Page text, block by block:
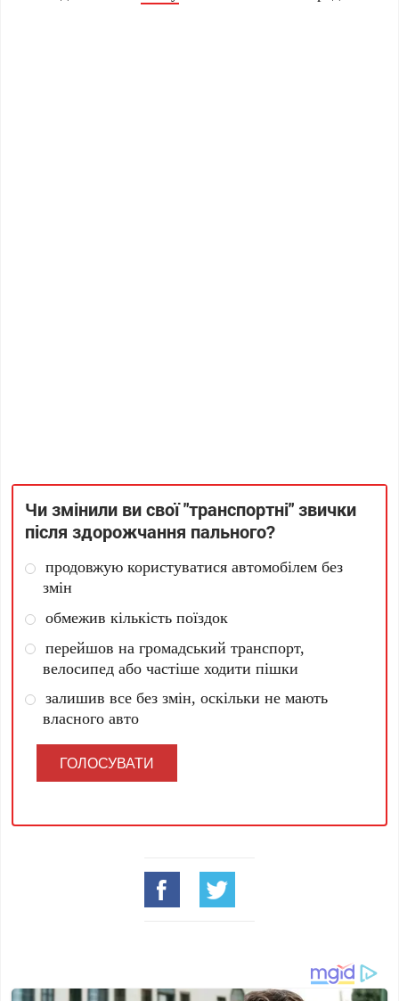
Чи змінили ви свої "транспортні" звички
після здорожчання пального?
продовжую користуватися автомобілем без
змін
обмежив кількість поїздок
перейшов на громадський транспорт,
велосипед або частіше ходити пішки
залишив все без змін, оскільки не мають
власного авто